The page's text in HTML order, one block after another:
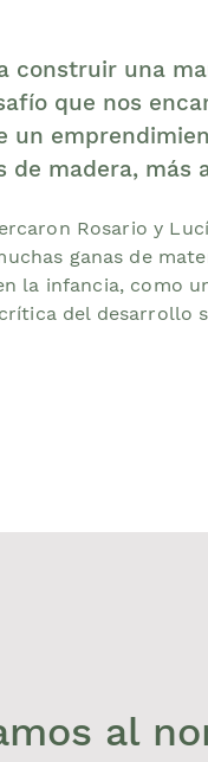
construir una
que nos
un
de madera, más
Rosario y
ganas de
la infancia, como
del desarrollo
al